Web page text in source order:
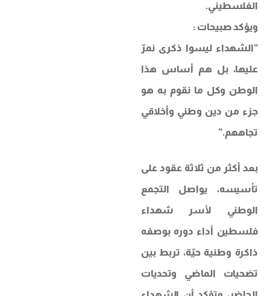
الفلسطيني.
ويؤكد صبيحات :
“الشهداء ليسوا ذكرى نمرّ
عليها، بل هم أساس هذا
الوطن وكل ما نقوم به هو
جزء من دين وطني وأخلاقي
تجاههم.”
بعد أكثر من ثلاثة عقود على
تأسيسه، يواصل التجمع
الوطني لأسر شهداء
فلسطين أداء دوره بوصفه
ذاكرة وطنية حيّة، تربط بين
تضحيات الماضي وتحديات